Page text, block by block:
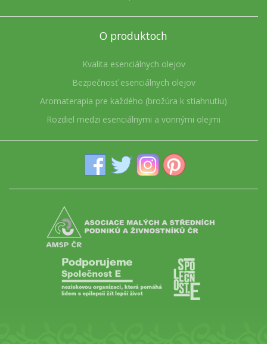
O produktoch
Kvalita esenciálnych olejov
Bezpečnosť esenciálnych olejov
Aromaterapia pre každého (brožúra k stiahnutiu)
Rozdiel medzi esenciálnymi a vonnými olejmi